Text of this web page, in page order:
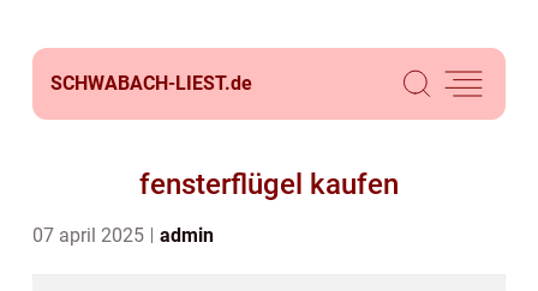
SCHWABACH-LIEST.de
fensterflügel kaufen
07 april 2025 admin